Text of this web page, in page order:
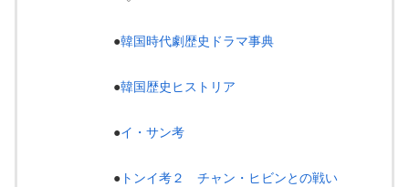
●韓国時代劇歴史ドラマ事典
●韓国歴史ヒストリア
●イ・サン考
● トンイ考２ チャン・ヒビンとの戦い